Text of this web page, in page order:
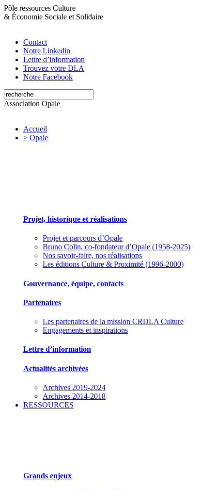
Pôle ressources Culture
& Économie Sociale et Solidaire
Contact
Notre Linkedin
Lettre d’information
Trouvez votre DLA
Notre Facebook
Association Opale
Accueil
> Opale
Projet, historique et réalisations
Projet et parcours d’Opale
Bruno Colin, co-fondateur d’Opale (1958-2025)
Nos savoir-faire, nos réalisations
Les éditions Culture & Proximité (1996-2000)
Gouvernance, équipe, contacts
Partenaires
Les partenaires de la mission CRDLA Culture
Engagements et inspirations
Lettre d’information
Actualités archivées
Archives 2019-2024
Archives 2014-2018
RESSOURCES
Grands enjeux